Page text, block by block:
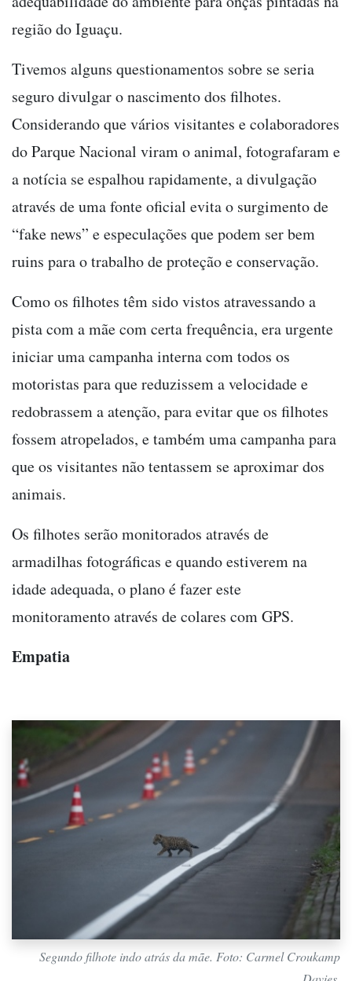
região do Iguaçu.
Tivemos alguns questionamentos sobre se seria
seguro divulgar o nascimento dos filhotes.
Considerando que vários visitantes e colaboradores
do Parque Nacional viram o animal, fotografaram e
a notícia se espalhou rapidamente, a divulgação
através de uma fonte oficial evita o surgimento de
“fake news” e especulações que podem ser bem
ruins para o trabalho de proteção e conservação.
Como os filhotes têm sido vistos atravessando a
pista com a mãe com certa frequência, era urgente
iniciar uma campanha interna com todos os
motoristas para que reduzissem a velocidade e
redobrassem a atenção, para evitar que os filhotes
fossem atropelados, e também uma campanha para
que os visitantes não tentassem se aproximar dos
animais.
Os filhotes serão monitorados através de
armadilhas fotográficas e quando estiverem na
idade adequada, o plano é fazer este
monitoramento através de colares com GPS.
Empatia
Segundo filhote indo atrás da mãe. Foto: Carmel Croukamp